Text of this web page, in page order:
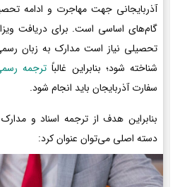
آذربایجانی جهت مهاجرت و ادامه
گام‌های اساسی است. برای دریافت ویزا
تحصیلی نیاز است مدارک به زبان
شناخته شود؛ بنابراین غالباً ترجمه
سفارت آذربایجان باید انجام شود.
بنابراین هدف از ترجمه اسناد و
دسته اصلی می‌توان عنوان کرد: